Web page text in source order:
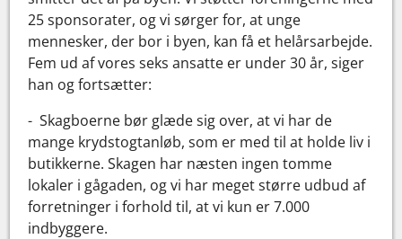
25 sponsorater, og vi sørger for, at unge
mennesker, der bor i byen, kan få et helårsarbejde.
Fem ud af vores seks ansatte er under 30 år, siger
han og fortsætter:
- Skagboerne bør glæde sig over, at vi har de
mange krydstogtanløb, som er med til at holde liv i
butikkerne. Skagen har næsten ingen tomme
lokaler i gågaden, og vi har meget større udbud af
forretninger i forhold til, at vi kun er 7.000
indbyggere.